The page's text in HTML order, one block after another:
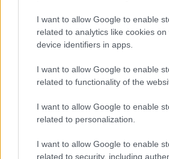
I want to allow Google to enable
related to analytics like cookies on
device identifiers in apps.
I want to allow Google to enable
related to functionality of the
I want to allow Google to enable
related to personalization.
I want to allow Google to enable
related to security, including
Vinnai András: ,,Középiskola után
Vörös brigádok nevű ska
számokat dolgoztunk fel, és
nagyon volt ott más.”
a különféle színházi darabokban
tennem, begyakoroltam azt, amit a
megmutattak, de fogalmam sem
csinálok. Három éve elmentem